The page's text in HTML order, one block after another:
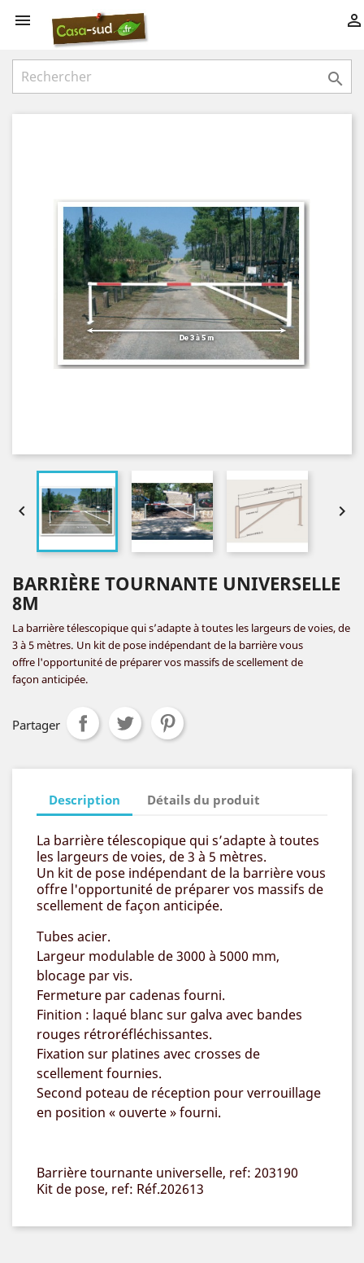
 

 
BARRIÈRE TOURNANTE UNIVERSELLE
8M
La barrière télescopique qui s’adapte à toutes les largeurs de voies, de
3 à 5 mètres. Un kit de pose indépendant de la barrière vous
offre l'opportunité de préparer vos massifs de scellement de
façon anticipée.
Partager
Description Détails du produit
La barrière télescopique qui s’adapte à toutes
les largeurs de voies, de 3 à 5 mètres.
Un kit de pose indépendant de la barrière vous
offre l'opportunité de préparer vos massifs de
scellement de façon anticipée.
Tubes acier.
Largeur modulable de 3000 à 5000 mm,
blocage par vis.
Fermeture par cadenas fourni.
Finition : laqué blanc sur galva avec bandes
rouges rétroréfléchissantes.
Fixation sur platines avec crosses de
scellement fournies.
Second poteau de réception pour verrouillage
en position « ouverte » fourni.
Barrière tournante universelle, ref: 203190
Kit de pose, ref: Réf.202613